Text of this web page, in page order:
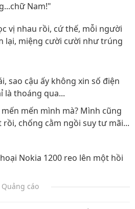
Nam!"
vị nhau rồi, cứ thế, mỗi người
lại, miệng cười cười như trúng
sao cậu ấy không xin số điện
là thoáng qua...
mến mình mà? Mình cũng
chống cằm ngồi suy tư mãi...
Nokia 1200 reo lên một hồi
Quảng cáo